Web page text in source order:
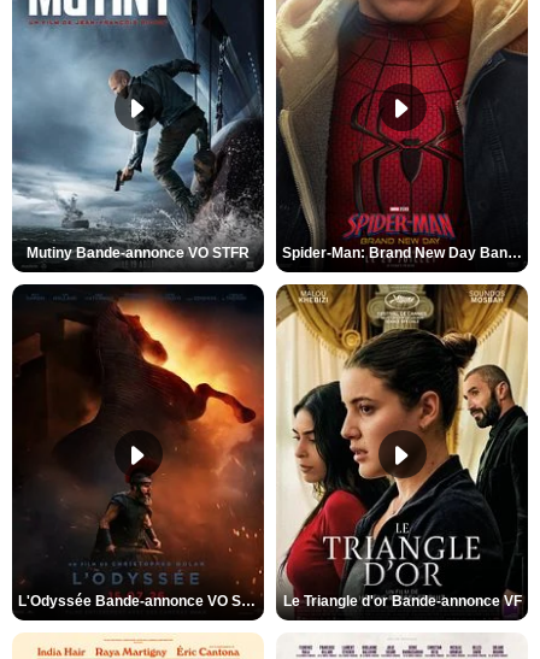
Mutiny Bande-annonce VO STFR Spider-Man: Brand New Day Bande-annonce VO STFR
L'Odyssée Bande-annonce VO STFR Le Triangle d'or Bande-annonce VF